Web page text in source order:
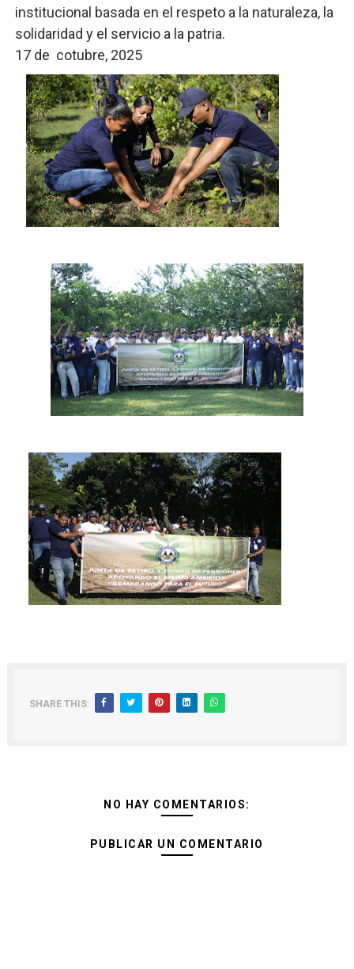
institucional basada en el respeto a la naturaleza, la
solidaridad y el servicio a la patria.
17 de cotubre, 2025
SHARE THIS:
NO HAY COMENTARIOS:
PUBLICAR UN COMENTARIO